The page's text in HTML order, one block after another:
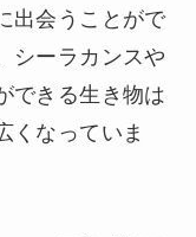
出会うことがで
シーラカンスや
できる生き物は
くなっていま